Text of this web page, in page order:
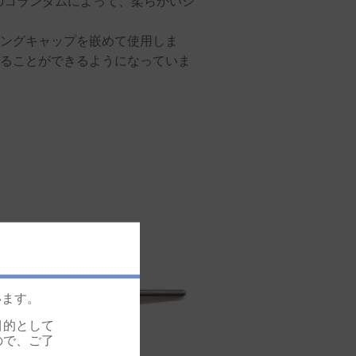
す。
として
、ご了
グキャップを嵌めて使用しま
ことができるようになっていま